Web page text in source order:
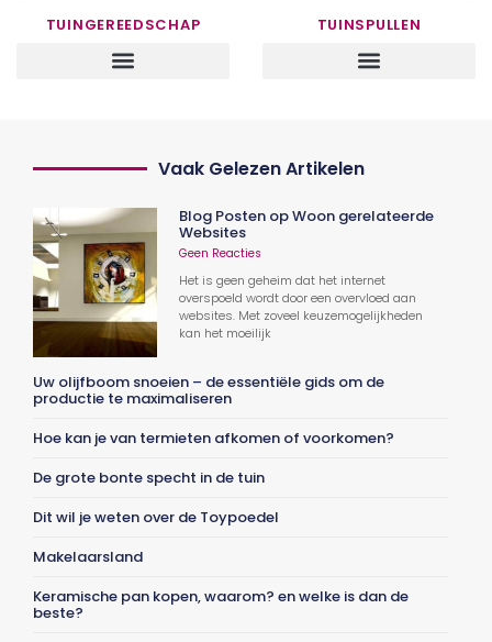
TUINGEREEDSCHAP TUINSPULLEN
Vaak Gelezen Artikelen
Blog Posten op Woon gerelateerde
Websites
Geen Reacties
Het is geen geheim dat het internet
overspoeld wordt door een overvloed aan
websites. Met zoveel keuzemogelijkheden
kan het moeilijk
Uw olijfboom snoeien – de essentiële gids om de
productie te maximaliseren
Hoe kan je van termieten afkomen of voorkomen?
De grote bonte specht in de tuin
Dit wil je weten over de Toypoedel
Makelaarsland
Keramische pan kopen, waarom? en welke is dan de
beste?